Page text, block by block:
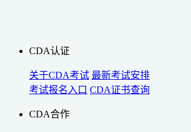
CDA认证
关于CDA考试 最新考试安排
考试报名入口 CDA证书查询
CDA合作